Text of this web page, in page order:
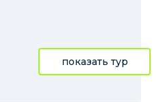
показать тур